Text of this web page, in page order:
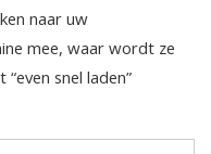
naar uw
mee, waar wordt ze
snel laden”